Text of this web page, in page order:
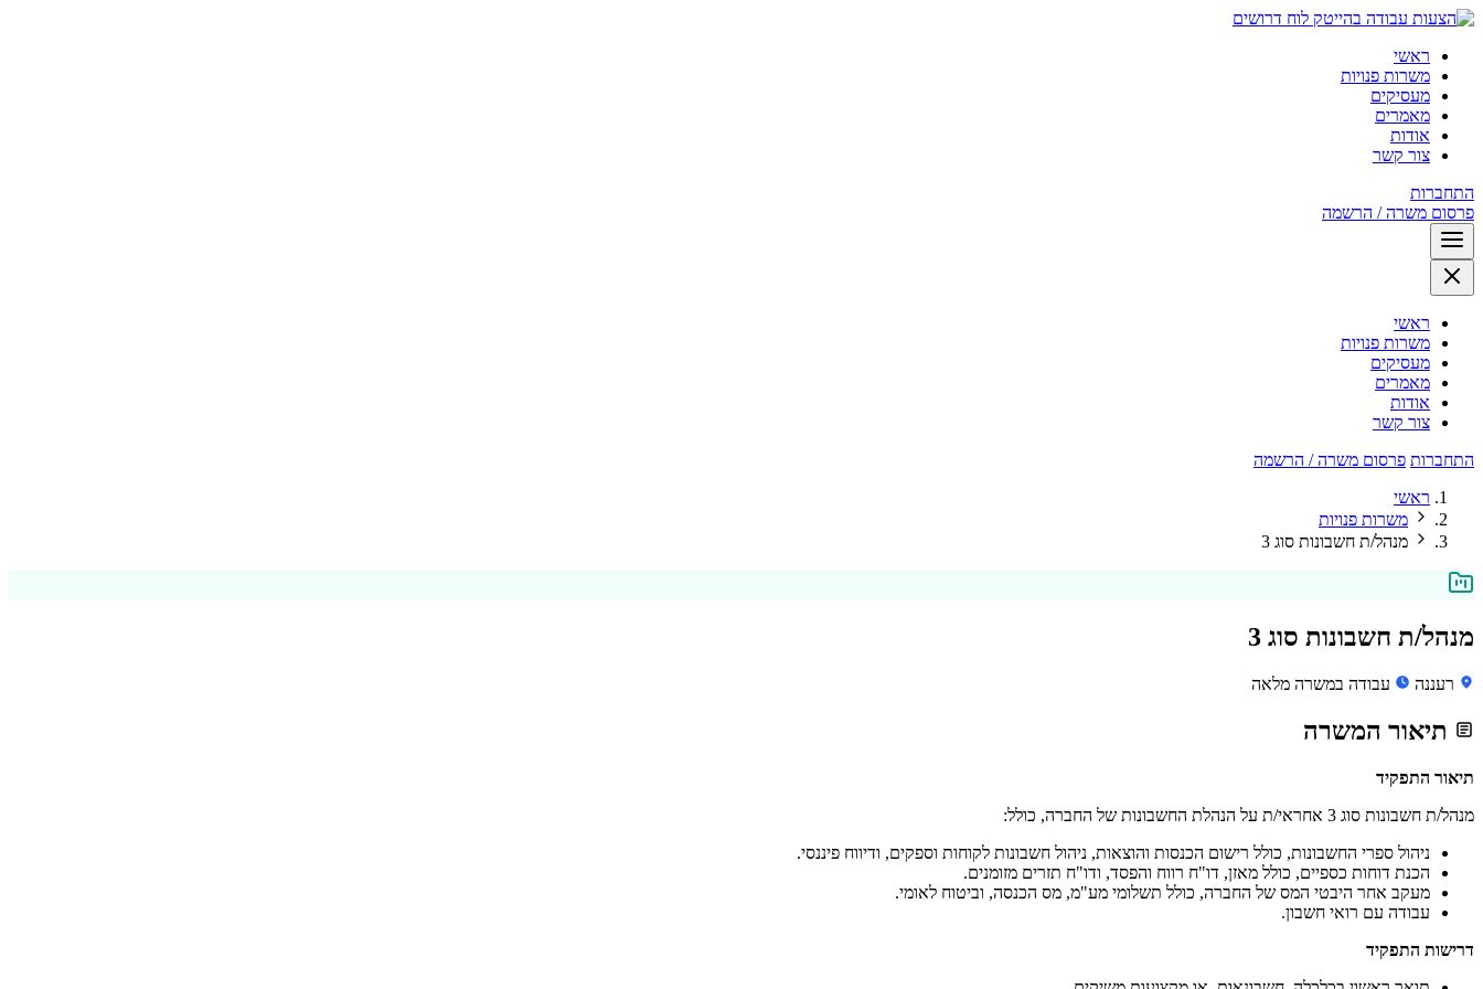
לוח דרושים
ראשי
משרות פנויות
מעסיקים
מאמרים
אודות
צור קשר
התחברות
פרסום משרה / הרשמה
ראשי
משרות פנויות
מעסיקים
מאמרים
אודות
צור קשר
התחברות פרסום משרה / הרשמה
ראשי
משרות פנויות
מנהל/ת חשבונות סוג 3
מנהל/ת חשבונות סוג 3
רעננה עבודה במשרה מלאה
תיאור המשרה
תיאור התפקיד
מנהל/ת חשבונות סוג 3 אחראי/ת על הנהלת החשבונות של החברה, כולל:
ניהול ספרי החשבונות, כולל רישום הכנסות והוצאות, ניהול חשבונות לקוחות וספקים, ודיווח פיננסי.
הכנת דוחות כספיים, כולל מאזן, דו"ח רווח והפסד, ודו"ח תזרים מזומנים.
מעקב אחר היבטי המס של החברה, כולל תשלומי מע"מ, מס הכנסה, וביטוח לאומי.
עבודה עם רואי חשבון.
דרישות התפקיד